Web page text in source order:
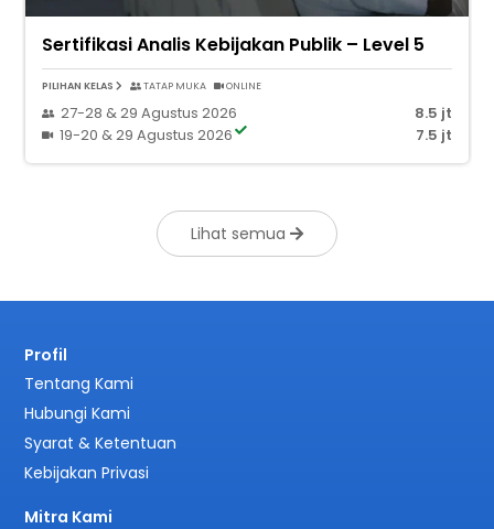
Sertifikasi Analis Kebijakan Publik – Level 5
PILIHAN KELAS TATAP MUKA ONLINE
27-28 & 29 Agustus 2026
8.5 jt
19-20 & 29 Agustus 2026
7.5 jt
Lihat semua
Profil
Tentang Kami
Hubungi Kami
Syarat & Ketentuan
Kebijakan Privasi
Mitra Kami